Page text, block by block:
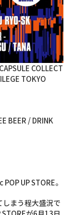
COLLECT
TOKYO
BEER / DRINK
UP STORE。
しまう程大盛況で